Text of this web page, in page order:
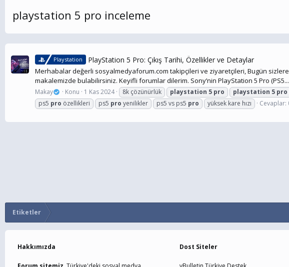
playstation 5 pro inceleme
Playstation PlayStation 5 Pro: Çıkış Tarihi, Özellikler ve Detaylar
Merhabalar değerli sosyalmedyaforum.com takipçileri ve ziyaretçileri, Bugün sizlere
makalemizde bulabilirsiniz. Keyifli forumlar dilerim. Sony’nin PlayStation 5 Pro (PS5...
Makay Konu 1 Kas 2024 8k çözünürlük playstation 5 pro playstation 5 pro
ps5 pro özellikleri ps5 pro yenilikler ps5 vs ps5 pro yüksek kare hızı Cevaplar:
Etiketler
Hakkımızda Dost Siteler